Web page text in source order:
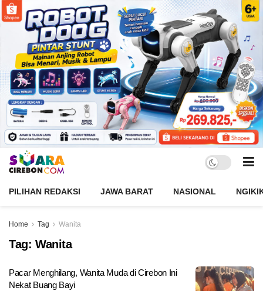
PILIHAN REDAKSI JAWA BARAT NASIONAL
Home Tag Wanita
Tag: Wanita
Pacar Menghilang, Wanita Muda di Cirebon Ini
Nekat Buang Bayi